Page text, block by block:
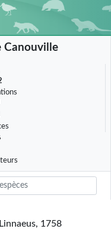
Canouville
Linnaeus, 1758